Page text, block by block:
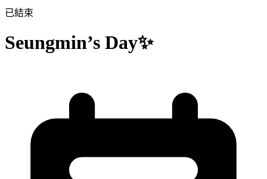
已結束
Seungmin’s Day✨